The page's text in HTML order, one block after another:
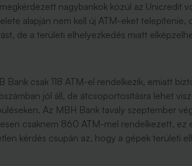
nagybankok közül az Unicredit
alapján nem kell új ATM-eket telepítenie,
de a területi elhelyezkedés miatt
Bank csak 118 ATM-el rendelkezik, emiatt
jól áll, de átcsoportosításra lehet
Az MBH Bank tavaly szeptember
csaknem 860 ATM-mel rendelkezett, ez
kérdés csupán az, hogy a gépek területi